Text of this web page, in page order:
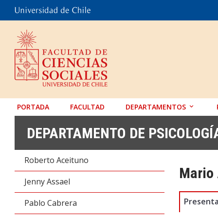
PORTADA FACULTAD
DEPARTAMENTOS
SOCIOLOGÍA
TRABAJO SOCIAL
DEPARTAMENTO DE
Roberto Aceituno
Jenny Assael
Pablo Cabrera
Mario